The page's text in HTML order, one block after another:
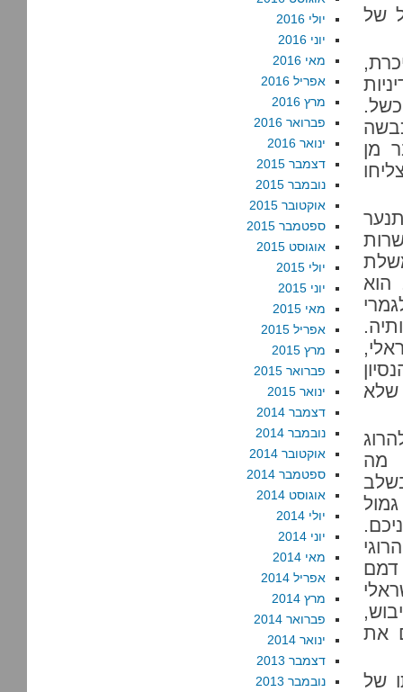
של
מן
הוא
מה
דמם
את
של
יולי 2016
יוני 2016
מאי 2016
אפריל 2016
מרץ 2016
פברואר 2016
ינואר 2016
דצמבר 2015
נובמבר 2015
אוקטובר 2015
ספטמבר 2015
אוגוסט 2015
יולי 2015
יוני 2015
מאי 2015
אפריל 2015
מרץ 2015
פברואר 2015
ינואר 2015
דצמבר 2014
נובמבר 2014
אוקטובר 2014
ספטמבר 2014
אוגוסט 2014
יולי 2014
יוני 2014
מאי 2014
אפריל 2014
מרץ 2014
פברואר 2014
ינואר 2014
דצמבר 2013
נובמבר 2013